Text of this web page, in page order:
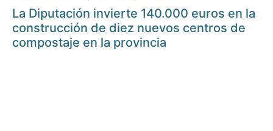
La Diputación invierte 140.000 euros en la
construcción de diez nuevos centros de
compostaje en la provincia